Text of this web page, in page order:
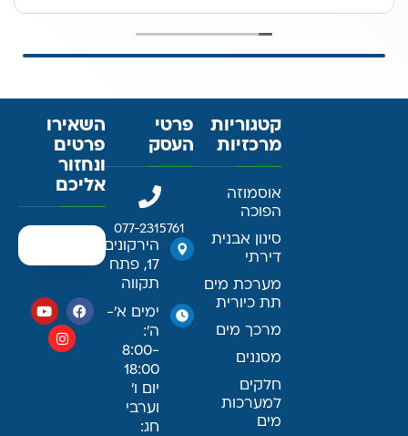
קטגוריות
מרכזיות
אוסמוזה
הפוכה
סינון אבנית
דירתי
מערכת מים
תת כיורית
מרכך מים
מסננים
חלקים
למערכות
מים
פרטי
העסק
077-2315761
הירקונים
17, פתח
תקווה
ימים א׳-
ה׳:
8:00-
18:00
יום ו׳
וערבי
חג:
השאירו
פרטים
ונחזור
אליכם